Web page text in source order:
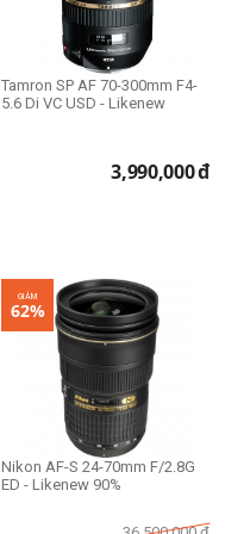
Tamron SP AF 70-300mm F4-
5.6 Di VC USD - Likenew
3,990,000đ
GIẢM
62%
Nikon AF-S 24-70mm F/2.8G
ED - Likenew 90%